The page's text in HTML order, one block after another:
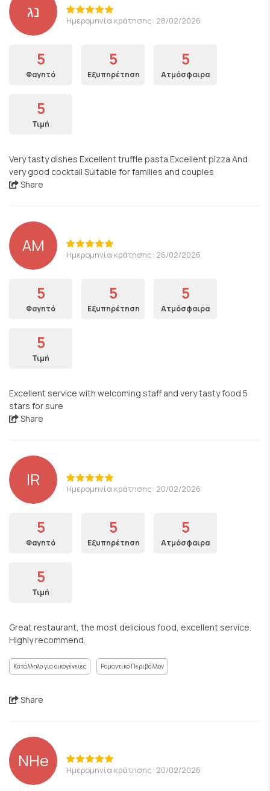
נג Ημερομηνία κράτησης: 28/02/2026
5
Φαγητό
5
Εξυπηρέτηση
5
Ατμόσφαιρα
5
Τιμή
Very tasty dishes Excellent truffle pasta Excellent pizza And
very good cocktail Suitable for families and couples
Share
AM Ημερομηνία κράτησης: 26/02/2026
5
Φαγητό
5
Εξυπηρέτηση
5
Ατμόσφαιρα
5
Τιμή
Excellent service with welcoming staff and very tasty food 5
stars for sure
Share
IR Ημερομηνία κράτησης: 20/02/2026
5
Φαγητό
5
Εξυπηρέτηση
5
Ατμόσφαιρα
5
Τιμή
Great restaurant, the most delicious food, excellent service.
Highly recommend.
Κατάλληλο για οικογένειες Ρομαντικό Περιβάλλον
Share
NHe Ημερομηνία κράτησης: 20/02/2026